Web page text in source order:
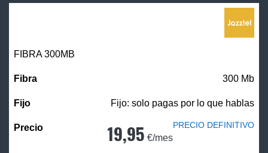
FIBRA 300MB
300 Mb
Fijo: solo pagas por lo que hablas
19,95 €/mes
PRECIO DEFINITIVO